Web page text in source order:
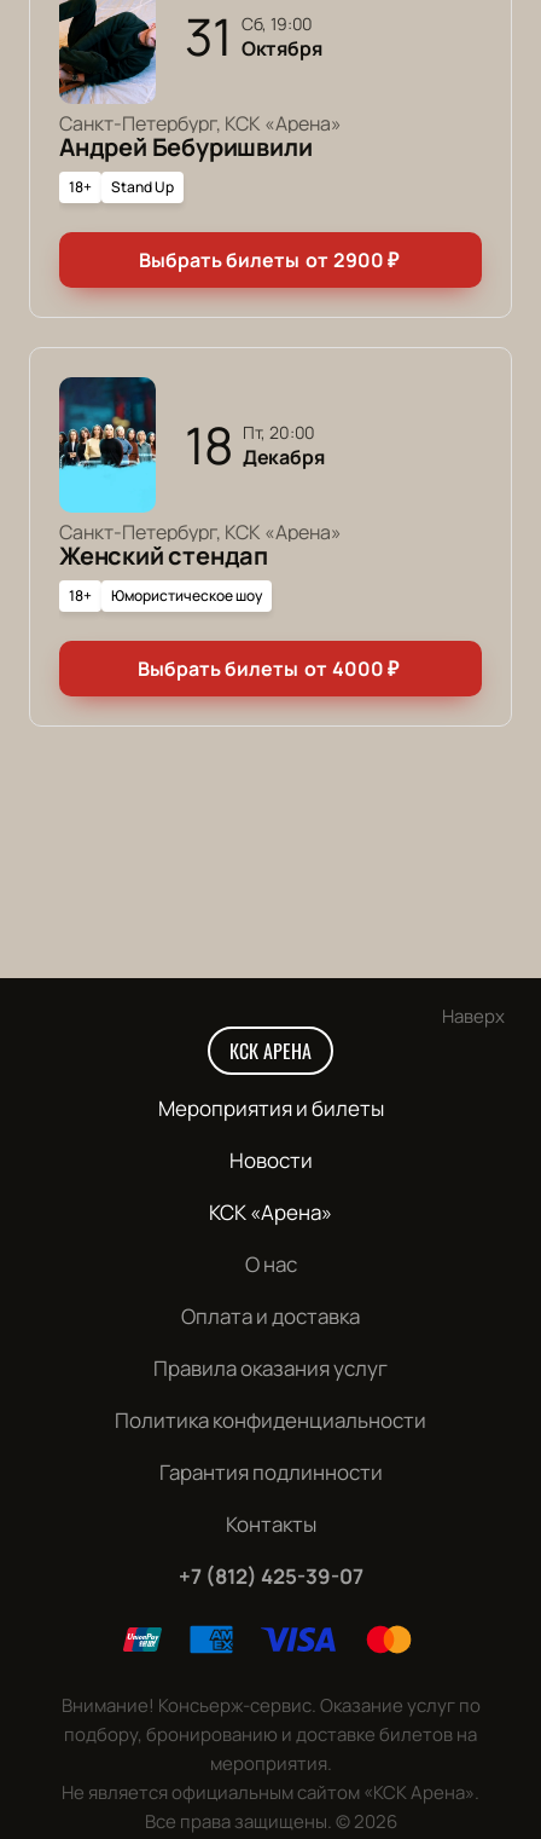
31 сб, 19:00
Октября
Санкт-Петербург, КСК «Арена»
Андрей Бебуришвили
18+ Stand Up
Выбрать билеты от 2900₽
18 пт, 20:00
Декабря
Санкт-Петербург, КСК «Арена»
Женский стендап
18+ Юмористическое шоу
Выбрать билеты от 4000₽
Наверх
КСК АРЕНА
Мероприятия и билеты
Новости
КСК «Арена»
О нас
Оплата и доставка
Правила оказания услуг
Политика конфиденциальности
Гарантия подлинности
Контакты
+7 (812) 425-39-07
Внимание! Консьерж-сервис. Оказание услуг по
подбору, бронированию и доставке билетов на
мероприятия.
Не является официальным сайтом «КСК Арена».
Все права защищены.©2026